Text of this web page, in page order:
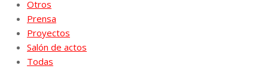
Otros
Prensa
Proyectos
Salón de actos
Todas